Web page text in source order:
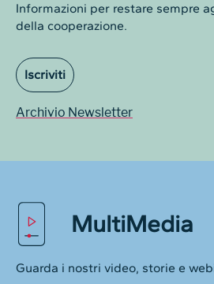
Informazioni per restare sempre
della cooperazione.
Iscriviti
Archivio Newsletter
MultiMedia
Guarda i nostri video, storie e